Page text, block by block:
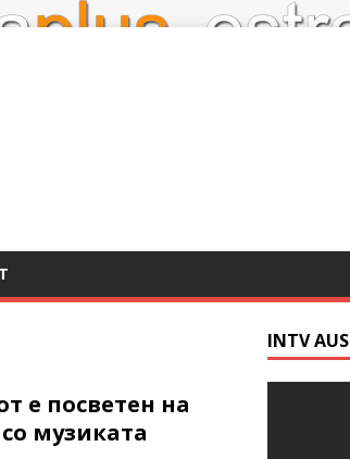
е посветен на
музиката
INTV